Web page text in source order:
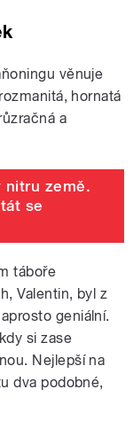
věnuje
hornatá
a
nitru země.
se
táboře
Valentin, byl z
geniální.
si zase
Nejlepší na
dva podobné,